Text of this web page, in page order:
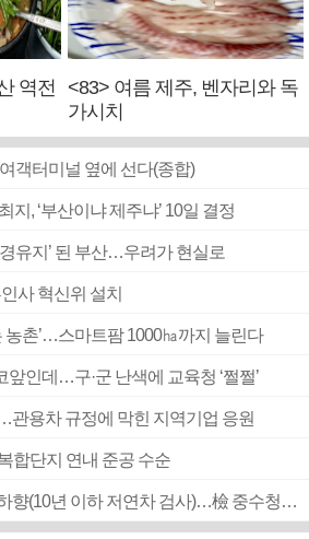
역전
<83> 여름 제주, 벤자리와 독
가시치
객터미널 옆에 선다(종합)
지, ‘부산이냐 제주냐’ 10일 결정
유지’ 된 부산…우려가 현실로
사 혁신위 설치
농촌’…스마트팜 1000㏊까지 늘린다
인데…구·군 난색에 교육청 ‘쩔쩔’
관용차 규정에 막힌 지역기업 응원
합단지 연내 준공 수순
■ 검사 신분 버리고 직급하향(10년 이하 저연차 검사)…檢 중수청행 기피